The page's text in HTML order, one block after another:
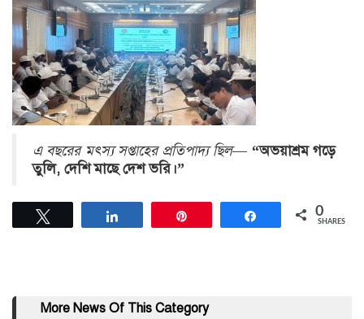
এ বছরের মৎস্য সপ্তাহের প্রতিপাদ্য ছিল— “অভয়াশ্রম গড়ে
তুলি, দেশি মাছে দেশ ভরি।”
Share 0
SHARES
More News Of This Category